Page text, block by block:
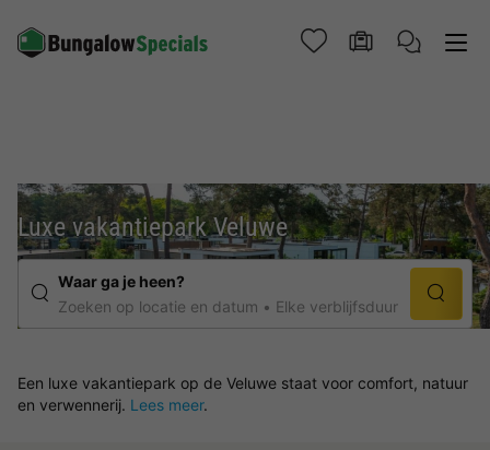
Luxe vakantiepark Veluwe
Waar ga je heen?
Zoeken op locatie en datum
Elke verblijfsduur
Een luxe vakantiepark op de Veluwe staat voor comfort, natuur
en verwennerij. Lees meer.